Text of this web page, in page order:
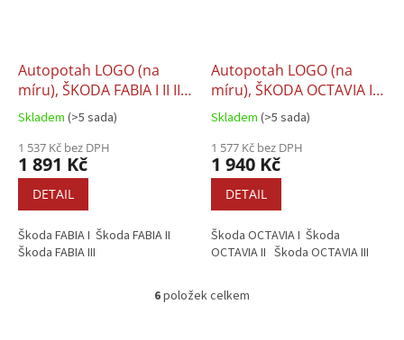
Autopotah LOGO (na
míru), ŠKODA FABIA I II III
1 2 3
Skladem (>5 sada)
1 537 Kč bez DPH
1 891 Kč
DETAIL
Škoda FABIA I Škoda FABIA II
Škoda FABIA III
Autopotah LOGO (na
míru), ŠKODA OCTAVIA I II
III 1 2 3
Skladem (>5 sada)
1 577 Kč bez DPH
1 940 Kč
DETAIL
Škoda OCTAVIA I Škoda
OCTAVIA II Škoda OCTAVIA III
O
6položek celkem